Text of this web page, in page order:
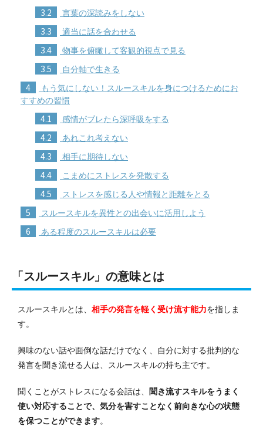
3.2 言葉の深読みをしない
3.3 適当に話を合わせる
3.4 物事を俯瞰して客観的視点で見る
3.5 自分軸で生きる
4
もう気にしない！スルースキルを身につけるためにお
すすめの習慣
4.1 感情がブレたら深呼吸をする
4.2 あれこれ考えない
4.3 相手に期待しない
4.4 こまめにストレスを発散する
4.5 ストレスを感じる人や情報と距離をとる
5 スルースキルを異性との出会いに活用しよう
6 ある程度のスルースキルは必要
「スルースキル」の意味とは
スルースキルとは、 相手の発言を軽く受け流す能力を指しま
す。
興味のない話や面倒な話だけでなく、自分に対する批判的な
発言を聞き流せる人は、スルースキルの持ち主です。
聞くことがストレスになる会話は、
聞き流すスキルをうまく
使い対応することで、気分を害すことなく前向きな心の状態
を保つことができます。